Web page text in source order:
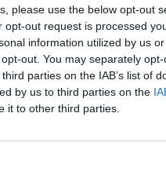
please use the below opt-out
out request is processed
information utilized by us
out. You may separately
parties on the IAB’s list of
by us to third parties on the
it to other third parties.
αυτό το
και
καθώς έσπευσε